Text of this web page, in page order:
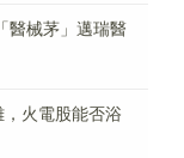
醫械茅」邁瑞醫
火電股能否浴